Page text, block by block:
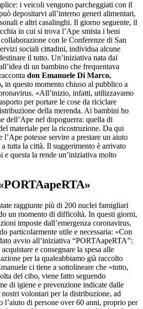
i veicoli vengono parcheggiati con il
depositarvi all’interno generi alimentari,
e altri casalinghi. Il giorno seguente, il
in cui si trova l’Ape smista i beni
con le Conferenze di San
sociali cittadini, individua alcune
il tutto. Un’iniziativa nata dai
di un bambino che frequentava
don Emanuele Di Marco,
in questo momento chiuso al pubblico a
«All’inizio, infatti, utilizzavamo
per portare le cose da riciclare
della merenda. Ai bambini ho
dell’Ape nel dopoguerra: quella di
materiale per la ricostruzione. Da qui
potesse servire a prestare un aiuto
a tutta la città. Il suggerimento è arrivato
e questa la rende un’iniziativa molto
raggiunte più di 200 nuclei famigliari
un momento di difficoltà. In questi giorni,
imposte dall’emergenza coronavirus,
particolarmente utile e necessaria: «Con
avvio all’iniziativa “PORTAapeRTA”:
e consegnare la spesa alle
per la qualeabbiamo già raccolto
ci tiene a sottolineare che «tutto,
del cibo, viene fatto seguendo
di igiene e prevenzione indicate dalle
volontari per la distribuzione, ad
l’aiuto di persone over 60 anni, proprio per